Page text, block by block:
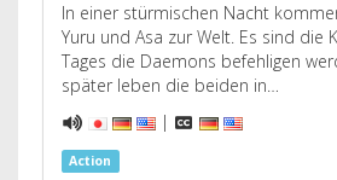
In einer stürmischen Nacht
Yuru und Asa zur Welt. Es sind die
Tages die Daemons befehligen
später leben die beiden in…
|
Action